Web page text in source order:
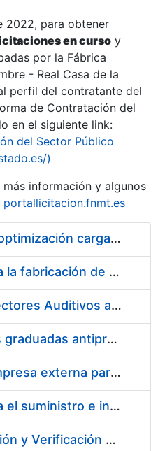
2022, para obtener
en curso y
por la Fábrica
- Real Casa de la
perfil del contratante del
de Contratación del
en el siguiente link:
del Sector Público
)
información y algunos
portallicitacion.fnmt.es
Pliego condiciones optimización cargas compras firmado
Acuerdo marco para la fabricación de piezas
Suministro de Protectores Auditivos a medida para las personas trabajadoras de los Centros de Trabajo de Madrid y Burgos
Suministro de gafas graduadas antiproyecciones para los trabajadores de la FNMT-RCM en los centros de trabajo de Madrid y Burgos
Servicios de una empresa externa para el asesoramiento y resolución de los recursos de alzada que se presentan relacionados con procesos de selección para la FNMT-RCM
Acuerdo marco para el suministro e instalación de persianas, estores y otros complementos
Servicio de Calibración y Verificación Externa de los Equipos de Medición del Servicio de Prevención de la FNMT-RCM